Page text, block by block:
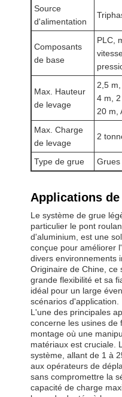
Aperçu Produits
La
Tous Les Cas
Causez
roues de grue
Tambour de câble
Crochet à grue
Chariot d'extrémité
Source
d'alimentation
Composants
de base
PLC,
Max. Hauteur
de levage
2,5
4 m,
20 m,
Max. Charge
de levage
2
Type de grue
Applications
Le système de grue
particulier le pont
d'aluminium, est une
conçue pour améliorer
divers environnements
Originaire de Chine, ce
grande flexibilité et sa
idéal pour un large
scénarios d'application.
L'une des principales
concerne les usines de
montage où une
matériaux est cruciale.
système, allant de 1 à
aux opérateurs de
sans compromettre la
capacité de charge